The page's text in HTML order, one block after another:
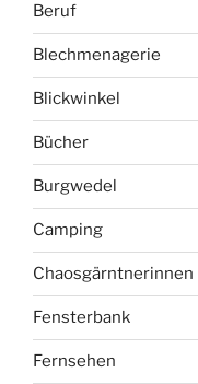
Beruf
Blechmenagerie
Blickwinkel
Bücher
Burgwedel
Camping
Chaosgärntnerinnen
Fensterbank
Fernsehen